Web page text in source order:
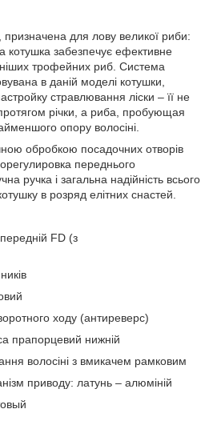
, призначена для лову великої риби:
котушка забезпечує ефективне
трофейних риб. Система
в даній моделі котушки,
стравлювання ліски – її не
річки, а риба, пробующая
опору волосіні.
обробкою посадочних отворів
переднього
ручка і загальна надійність всього
в розряд елітних снастей.
FD (з
ходу (антиреверс)
прапорцевий нижній
волосіні з вмикачем рамковим
приводу: латунь – алюміній